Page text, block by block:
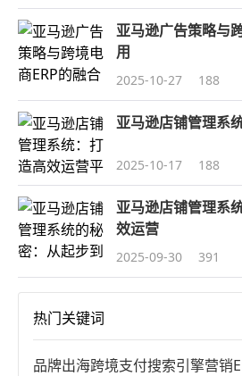
亚马逊广告策略与
用
2025-10-27 188
亚马逊店铺管理系
2025-10-17 188
亚马逊店铺管理系
效运营
2025-09-30 391
热门关键词
品牌出海跨境支付搜索引擎营销